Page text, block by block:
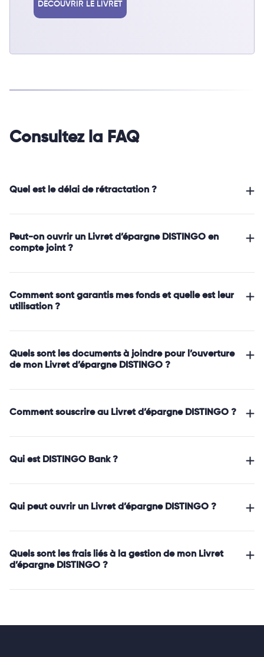
DÉCOUVRIR LE LIVRET
Consultez la FAQ
Quel est le délai de rétractation ?
Peut-on ouvrir un Livret d’épargne DISTINGO en
compte joint ?
Comment sont garantis mes fonds et quelle est leur
utilisation ?
Quels sont les documents à joindre pour l’ouverture
de mon Livret d’épargne DISTINGO ?
Comment souscrire au Livret d’épargne DISTINGO ?
Qui est DISTINGO Bank ?
Qui peut ouvrir un Livret d’épargne DISTINGO ?
Quels sont les frais liés à la gestion de mon Livret
d’épargne DISTINGO ?